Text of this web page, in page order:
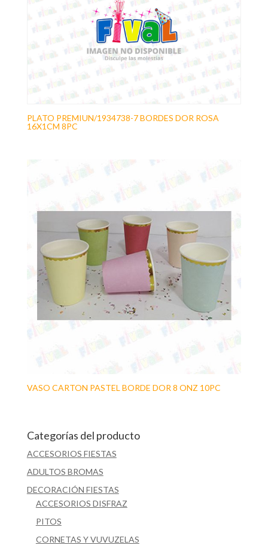
PLATO PREMIUN/1934738-7 BORDES DOR ROSA
16X1CM 8PC
VASO CARTON PASTEL BORDE DOR 8 ONZ 10PC
Categorías del producto
ACCESORIOS FIESTAS
ADULTOS BROMAS
DECORACIÓN FIESTAS
ACCESORIOS DISFRAZ
PITOS
CORNETAS Y VUVUZELAS